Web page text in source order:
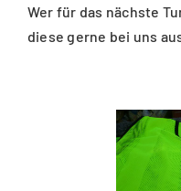
Wer für das nächste
diese gerne bei uns